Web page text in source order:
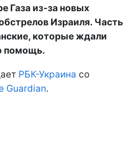
Газа из-за новых
Израиля. Часть
которые ждали
помощь.
РБК-Украина со
Guardian.